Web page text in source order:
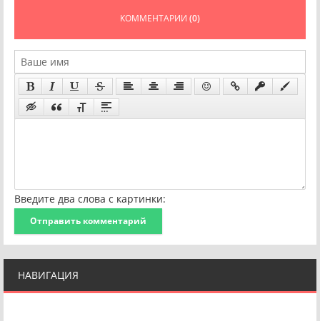
НАВИГАЦИЯ
КОММЕНТАРИИ (0)
Введите два слова с картинки:
Отправить комментарий